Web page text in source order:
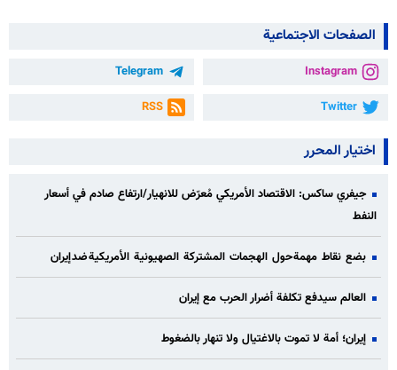
الصفحات الاجتماعية
Instagram
Telegram
Twitter
RSS
اختيار المحرر
جيفري ساكس: الاقتصاد الأمريكي مُعرّض للانهيار/ارتفاع صادم في أسعار
النفط
بضع نقاط مهمة حول الهجمات المشتركة الصهيونية الأمريكية ضد إيران
العالم سيدفع تكلفة أضرار الحرب مع إيران
إيران؛ أمة لا تموت بالاغتيال ولا تنهار بالضغوط